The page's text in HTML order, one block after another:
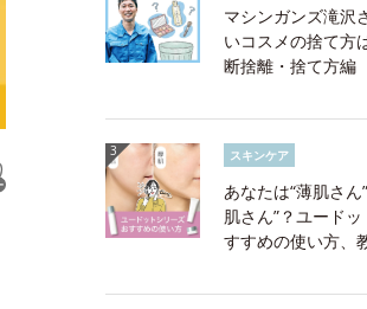
マシンガンズ滝沢
いコスメの捨て方
断捨離・捨て方編
スキンケア
あなたは“薄肌さん
肌さん”？ユード
すすめの使い方、